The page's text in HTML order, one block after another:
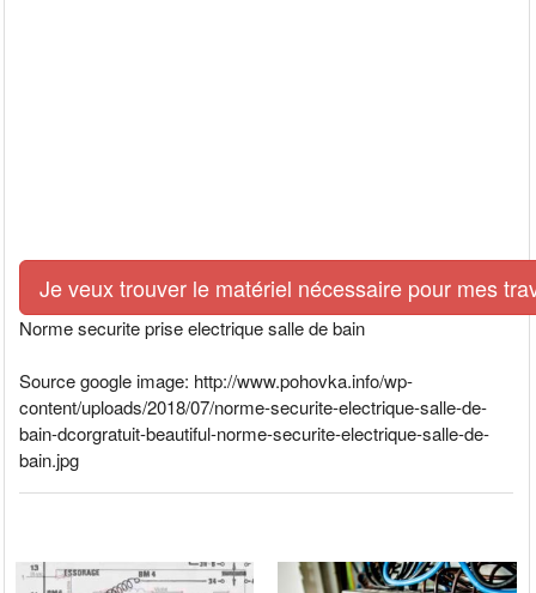
Je veux trouver le matériel nécessaire pour mes
Norme securite prise electrique salle de bain
Source google image: http://www.pohovka.info/wp-
content/uploads/2018/07/norme-securite-electrique-salle-de-
bain-dcorgratuit-beautiful-norme-securite-electrique-salle-de-
bain.jpg